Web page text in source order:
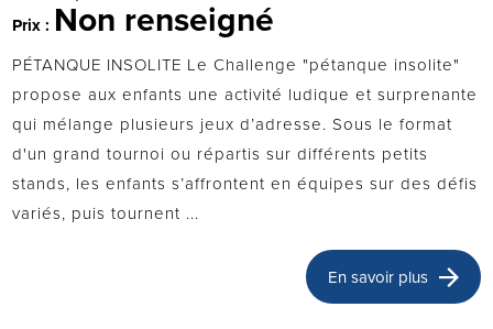
Prix : Non renseigné
PÉTANQUE INSOLITE Le Challenge "pétanque insolite"
propose aux enfants une activité ludique et surprenante
qui mélange plusieurs jeux d’adresse. Sous le format
d'un grand tournoi ou répartis sur différents petits
stands, les enfants s’affrontent en équipes sur des défis
variés, puis tournent ...
En savoir plus